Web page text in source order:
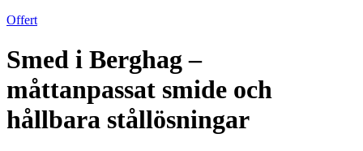
Offert
Smed i Berghag –
måttanpassat smide och
hållbara stållösningar